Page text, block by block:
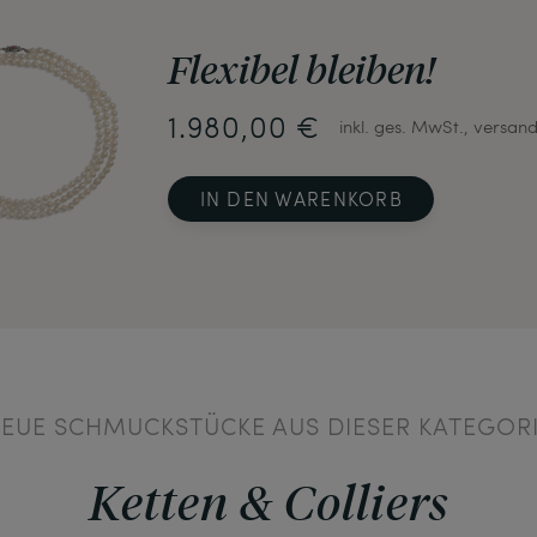
Flexibel bleiben!
1.980,00 € inkl. ges. MwSt.,
IN DEN WARENKORB
SCHMUCKSTÜCKE AUS DIESER
Ketten & Colliers